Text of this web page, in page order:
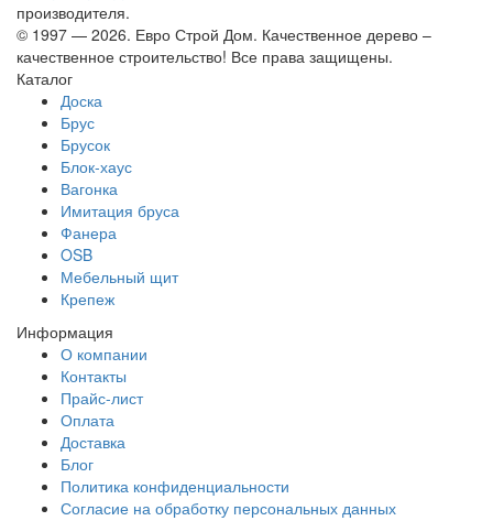
производителя.
© 1997 — 2026. Евро Строй Дом. Качественное дерево –
качественное строительство! Все права защищены.
Каталог
Доска
Брус
Брусок
Блок-хаус
Вагонка
Имитация бруса
Фанера
OSB
Мебельный щит
Крепеж
Информация
О компании
Контакты
Прайс-лист
Оплата
Доставка
Блог
Политика конфиденциальности
Согласие на обработку персональных данных